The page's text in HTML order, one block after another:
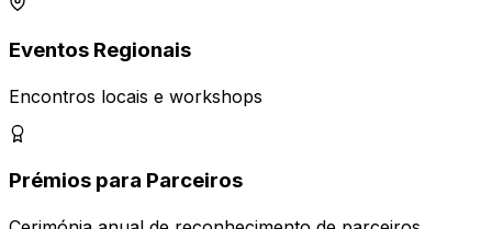
Eventos Regionais
Encontros locais e workshops
Prémios para Parceiros